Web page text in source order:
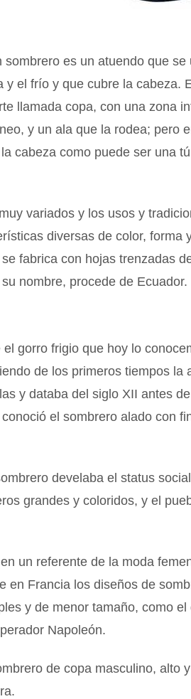
es un atuendo que se
y el frío y que cubre la cabeza.
llamada copa, con una zona
y un ala que la rodea; pero
cabeza como puede ser una
variados y los usos y
diversas de color, forma
fabrica con hojas trenzadas
nombre, procede de Ecuador.
gorro frigio que hoy lo
de los primeros tiempos la
y databa del siglo XII antes
el sombrero alado con
develaba el status
grandes y coloridos, y el
un referente de la moda
en Francia los diseños de
y de menor tamaño, como el
Napoleón.
de copa masculino, alto